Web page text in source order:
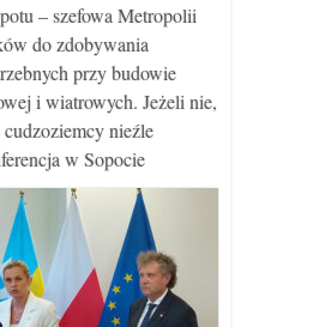
– szefowa Metropolii
do zdobywania
przy budowie
i wiatrowych. Jeżeli nie,
nieźle
w Sopocie